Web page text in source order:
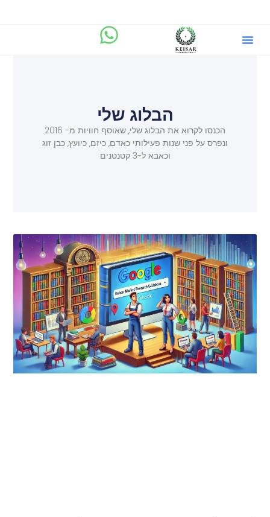
הבלוג שלי
הכנסו לקרוא את הבלוג שלי, שאוסף חוויות מ- 2016
ונפרס על פני שנות פעילותי כאדם, כיזם, כיועץ, כבן זוג
וכאבא ל-3 קטנטנים